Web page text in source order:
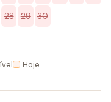
28 29 30
Hoje